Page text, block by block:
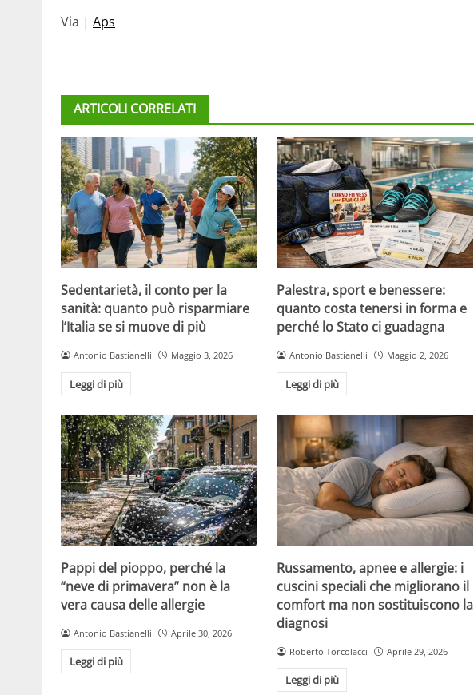
Via | Aps
ARTICOLI CORRELATI
Sedentarietà, il conto per la
sanità: quanto può risparmiare
l’Italia se si muove di più
Antonio Bastianelli Maggio 3, 2026
Leggi di più
Palestra, sport e benessere:
quanto costa tenersi in forma e
perché lo Stato ci guadagna
Antonio Bastianelli Maggio 2, 2026
Leggi di più
Pappi del pioppo, perché la
“neve di primavera” non è la
vera causa delle allergie
Antonio Bastianelli Aprile 30, 2026
Leggi di più
Russamento, apnee e allergie: i
cuscini speciali che migliorano il
comfort ma non sostituiscono la
diagnosi
Roberto Torcolacci Aprile 29, 2026
Leggi di più